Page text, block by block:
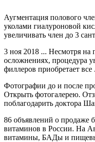
Аугментация полового
уколами гиалуроновой
увеличивать член до 3
3 ноя 2018 ... Несмотря на
осложнениях, процедура
филлеров приобретает все
Фотографии до и после
Открыть фотогалерею.
поблагодарить доктора
86 объявлений о продаже
витаминов в России. На
витамины, БАДы и